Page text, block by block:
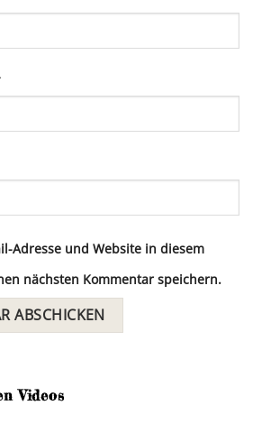
Adresse und Website in diesem
nächsten Kommentar speichern.
Videos